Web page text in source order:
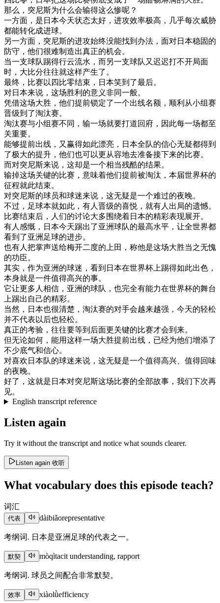
那么 ， 突尼斯为什么会输得这么惨呢 ？
一方面 ， 是 日本今天状态太好 ， 进攻效率极高 ， 几乎每次威胁
都能转化成进球。
另一方面 ， 突尼斯的进攻始终没能找到 办法 ， 面对日本稳固 的
防守 ， 他们很难制造出真正的机会。
当一支球队踢得行云流水 ， 而另一支球队又迟迟打不开局面
时 ， 大比分往往就这样产生了。
最终 ， 比赛以 四 比零结束 ， 日本笑到了最后。
对日本来说 ， 这场胜利 的意义非同一般。
凭借这场大胜 ， 他们提前锁定了一个出线名额 ， 顺利 从小组赛
晋级到了淘汰赛。
淘汰赛与小组赛不同 ， 输一场就要打道回府 ， 因此每一场都至
关重要。
能够提前出线 ， 又赢得如此漂亮 ， 日本全队的信心无疑都得到
了极大的提升 ， 他们也可以更从容地去准备接下来的比赛。
而对突尼斯来说 ， 这却是一个相当残酷的结果。
输掉这场关键的比赛 ， 意味着他们提前被淘汰 ， 本届世界杯的
征程就此结束。
对突尼斯的球员和球迷来说 ， 这无疑是一个难过的夜晚。
不过 ， 足球本就如此 ， 有人晋级的喜悦 ， 就有人出局的遗憾。
比赛结束后 ， 人们的讨论大多围绕着日本的精彩表现展开。
有人感慨 ， 日本今天踢出了亚洲球队的最高水平 ， 让全世界都
看到 了亚洲 足球的进步。
也有人把掌声送给梅开二度的上田 ， 称他是这场大胜当之无愧
的功臣。
其实 ， 作为亚洲 的球迷 ， 看到 日本在世界杯上踢得如此出色 ，
本身就是一件值得高兴的事。
它让更多人相信 ， 亚洲 的球队 ， 也完全有能力在世界杯的舞台
上踢出 自己的精彩。
当然 ， 日本也很清楚 ， 淘汰赛的对手会越来越强 ， 今天的轻松
并不代表以后也轻松。
真正的考验 ， 往往要等到 后面更关键的比赛才会到来。
但无论如何 ， 能用这样一场大胜提前出线 ， 已经为他们增添了
不少底气和信心。
对喜欢 日本队的球迷来说 ， 这无疑是一个值得高兴、 值得回味
的夜晚。
好了 ， 这就是 日本对突尼斯这场比赛的全部故事 ， 我们下次再
见。
English transcript reference
Listen again
Try it without the transcript and notice what sounds clearer.
Listen again 收听
What vocabulary does this episode teach?
词汇
代表 dàibiǎorepresentative
考纲词. 日本是亚洲足球的代表之一。
默契 mòqìtacit understanding, rapport
考纲词. 球员之间配合非常默契。
效率 xiàolǜefficiency